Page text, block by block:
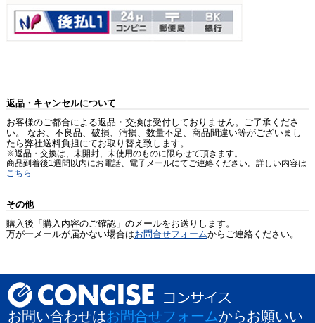
返品・キャンセルについて
お客様のご都合による返品・交換は受付しておりません。ご了承くださ
い。 なお、不良品、破損、汚損、数量不足、商品間違い等がございまし
たら弊社送料負担にてお取り替え致します。
※返品・交換は、未開封、未使用のものに限らせて頂きます。
商品到着後1週間以内にお電話、電子メールにてご連絡ください。詳しい内容は
こちら
その他
購入後「購入内容のご確認」のメールをお送りします。
万が一メールが届かない場合はお問合せフォームからご連絡ください。
お問い合わせはお問合せフォームからお願いい